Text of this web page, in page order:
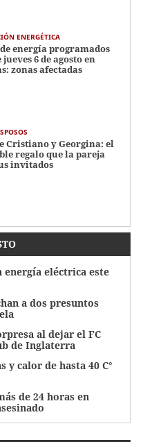
ENERGÉTICA
energía programados
6 de agosto en
zonas afectadas
Cristiano y Georgina: el
regalo que la pareja
invitados
energía eléctrica este
a dos presuntos
al dejar el FC
de Inglaterra
y calor de hasta 40 C°
de 24 horas en